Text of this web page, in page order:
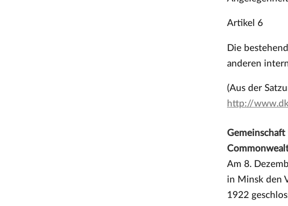
Artikel 6
Die
anderen
(Aus der
http://
Gemeinschaft
Am 8.
in Minsk den
1922